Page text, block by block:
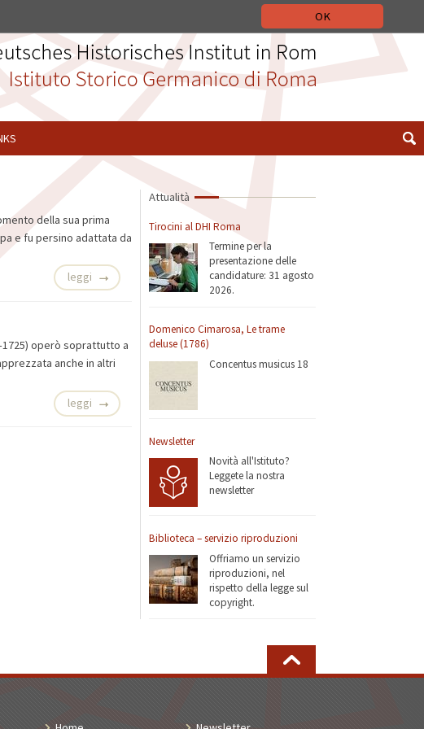
OK
Attualità
Tirocini al DHI Roma
Termine per la
presentazione delle
candidature: 31 agosto
2026.
Domenico Cimarosa, Le trame
deluse (1786)
Concentus musicus 18
Newsletter
Novità all'Istituto?
Leggete la nostra
newsletter
Biblioteca – servizio riproduzioni
Offriamo un servizio
riproduzioni, nel
rispetto della legge sul
copyright.
della sua prima
e fu persino adattata da
leggi
operò soprattutto a
anche in altri
leggi